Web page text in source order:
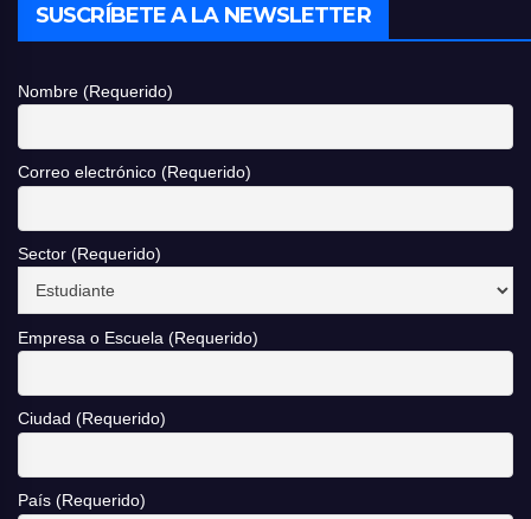
SUSCRÍBETE A LA NEWSLETTER
Nombre (Requerido)
Correo electrónico (Requerido)
Sector (Requerido)
Empresa o Escuela (Requerido)
Ciudad (Requerido)
País (Requerido)